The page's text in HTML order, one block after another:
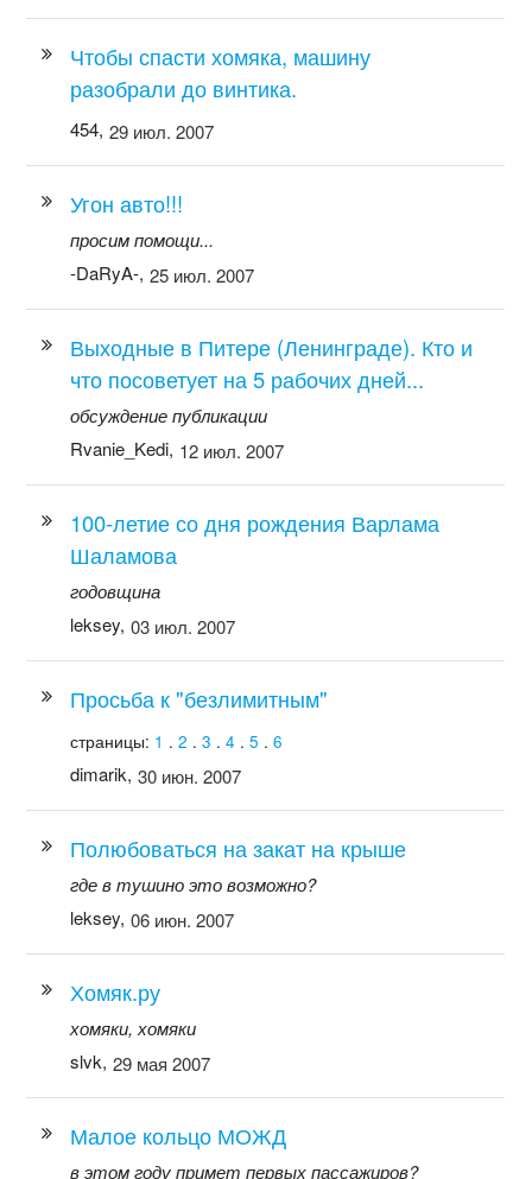
Чтобы спасти хомяка, машину
разобрали до винтика.
454, 29 июл. 2007
Угон авто!!!
просим помощи...
-DaRyA-, 25 июл. 2007
Выходные в Питере (Ленинграде). Кто и
что посоветует на 5 рабочих дней...
обсуждение публикации
Rvanie_Kedi, 12 июл. 2007
100-летие со дня рождения Варлама
Шаламова
годовщина
leksey, 03 июл. 2007
Просьба к "безлимитным"
страницы: 1 .2 .3 .4 .5 .6
dimarik, 30 июн. 2007
Полюбоваться на закат на крыше
где в тушино это возможно?
leksey, 06 июн. 2007
Хомяк.ру
хомяки, хомяки
slvk, 29 мая 2007
Малое кольцо МОЖД
в этом году примет первых пассажиров?